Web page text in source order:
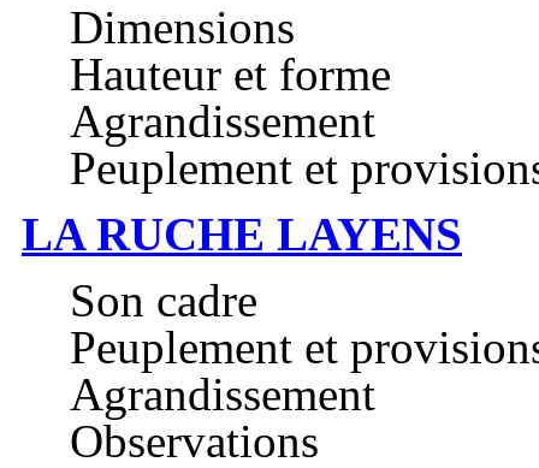
Dimensions
Hauteur et forme
Agrandissement
Peuplement et
LA RUCHE LAYENS
Son cadre
Peuplement et
Agrandissement
Observations